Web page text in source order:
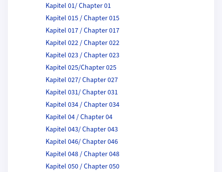
Kapitel 01/ Chapter 01
Kapitel 015 / Chapter 015
Kapitel 017 / Chapter 017
Kapitel 022 / Chapter 022
Kapitel 023 / Chapter 023
Kapitel 025/Chapter 025
Kapitel 027/ Chapter 027
Kapitel 031/ Chapter 031
Kapitel 034 / Chapter 034
Kapitel 04 / Chapter 04
Kapitel 043/ Chapter 043
Kapitel 046/ Chapter 046
Kapitel 048 / Chapter 048
Kapitel 050 / Chapter 050